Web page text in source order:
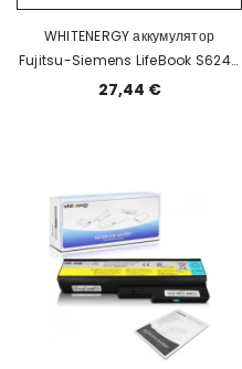
WHITENERGY аккумулятор
Fujitsu-Siemens LifeBook S6240
10.8V 4400mAh EOL
27,44 €